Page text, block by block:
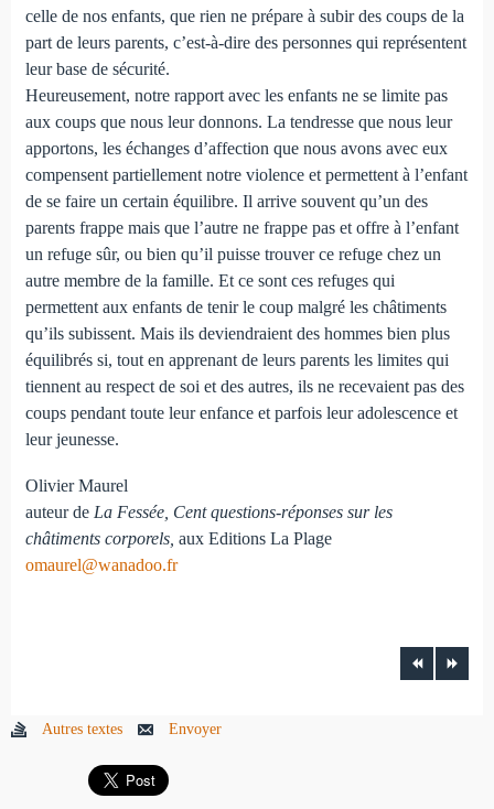
celle de nos enfants, que rien ne prépare à subir des coups de la
part de leurs parents, c’est-à-dire des personnes qui représentent
leur base de sécurité.
Heureusement, notre rapport avec les enfants ne se limite pas
aux coups que nous leur donnons. La tendresse que nous leur
apportons, les échanges d’affection que nous avons avec eux
compensent partiellement notre violence et permettent à l’enfant
de se faire un certain équilibre. Il arrive souvent qu’un des
parents frappe mais que l’autre ne frappe pas et offre à l’enfant
un refuge sûr, ou bien qu’il puisse trouver ce refuge chez un
autre membre de la famille. Et ce sont ces refuges qui
permettent aux enfants de tenir le coup malgré les châtiments
qu’ils subissent. Mais ils deviendraient des hommes bien plus
équilibrés si, tout en apprenant de leurs parents les limites qui
tiennent au respect de soi et des autres, ils ne recevaient pas des
coups pendant toute leur enfance et parfois leur adolescence et
leur jeunesse.
Olivier Maurel
auteur de La Fessée, Cent questions-réponses sur les
châtiments corporels, aux Editions La Plage
omaurel@wanadoo.fr
Autres textes Envoyer